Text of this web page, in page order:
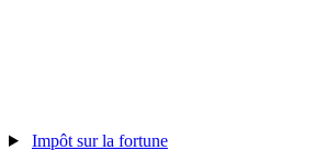
Impôt sur la fortune